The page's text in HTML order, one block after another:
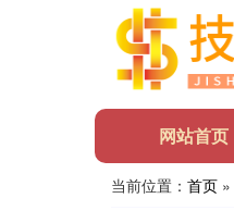
网站首页
当前位置： 首页 »